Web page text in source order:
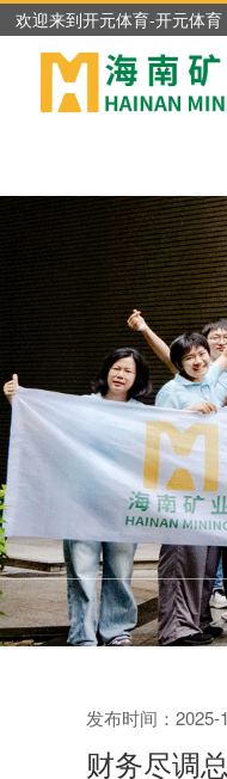
开元体育
欢迎来到开元体育-开元体
发布时间：2025-
财务尽调